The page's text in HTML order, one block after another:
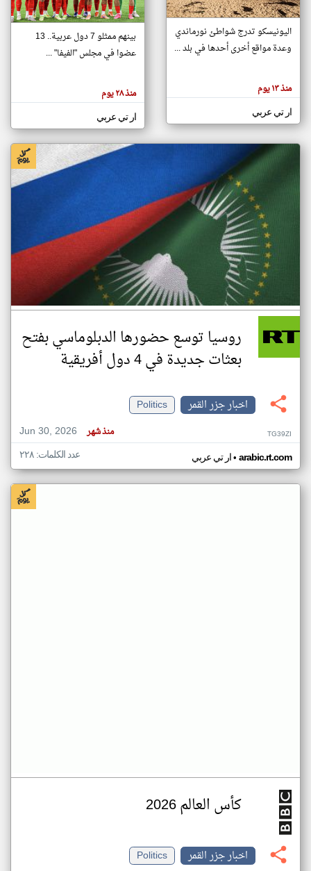
تغيير الدولة
اخبار جزر القمر على مدار الساعة
أهم اخبار جزر القمر العاجلة والمباشرة
هنا عن
وجهة
كاتبيها.
اليونيسكو تدرج شواطئ نورماندي
وعدة مواقع أخرى أحدها في بلد ...
منذ ١٣ يوم
ار تي عربي
بينهم ممثلو 7 دول عربية.. 13
عضوا في مجلس "الفيفا" ...
منذ ٢٨ يوم
ار تي عربي
روسيا توسع حضورها الدبلوماسي بفتح
بعثات جديدة في 4 دول أفريقية
اخبار جزر القمر
Politics
Jun 30, 2026
منذ شهر TG39ZI
ار تي عربي• arabic.rt.com عدد الكلمات: ٢٢٨
كأس العالم 2026
اخبار جزر القمر
Politics
klyoum.com